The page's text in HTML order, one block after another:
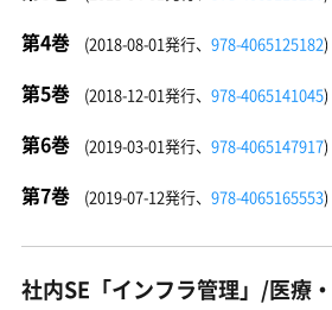
第4巻 (2018-08-01発行、 978-4065125182)
第5巻 (2018-12-01発行、 978-4065141045)
第6巻 (2019-03-01発行、 978-4065147917)
第7巻 (2019-07-12発行、 978-4065165553)
社内SE「インフラ管理」/医療